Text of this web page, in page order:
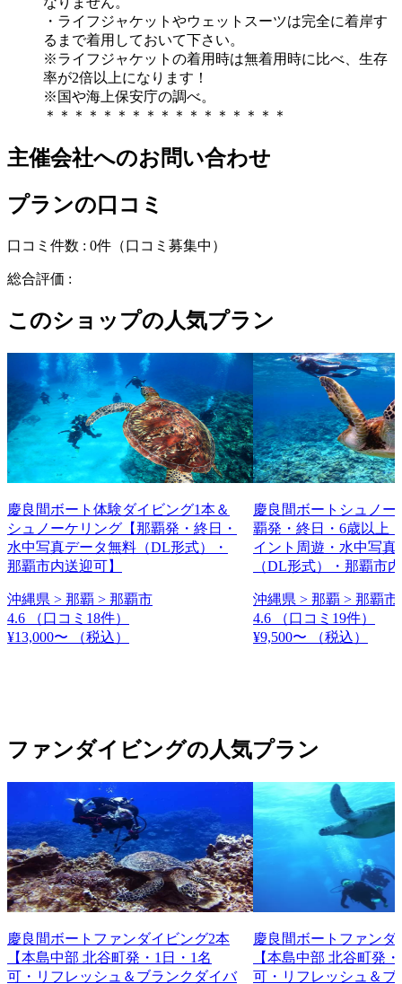
・ライフジャケットやウェットスーツは完全に着岸す
るまで着用しておいて下さい。
※ライフジャケットの着用時は無着用時に比べ、生存
率が2倍以上になります！
※国や海上保安庁の調べ。
＊＊＊＊＊＊＊＊＊＊＊＊＊＊＊＊＊
主催会社へのお問い合わせ
プランの口コミ
口コミ件数 : 0件 （口コミ募集中）
総合評価 :
このショップの人気プラン
慶良間ボート体験ダイビング1本＆
シュノーケリング【那覇発・終日・
水中写真データ無料（DL形式）・
那覇市内送迎可】
沖縄県 > 那覇 > 那覇市
4.6
（口コミ18件）
¥13,000〜
（税込）
慶良間ボートシュノー
覇発・終日・6歳以上
イント周遊・水中写真
（DL形式）・那覇市
沖縄県 > 那覇 > 那覇市
4.6
（口コミ19件）
¥9,500〜
（税込）
ファンダイビングの人気プラン
慶良間ボートファンダイビング2本
【本島中部 北谷町発・1日・1名
可・リフレッシュ＆ブランクダイバ
慶良間ボートファンダ
【本島中部 北谷町発
可・リフレッシュ＆ブ